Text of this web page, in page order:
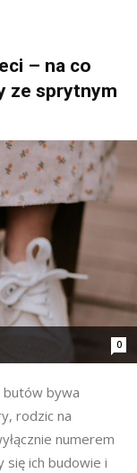
– na co
ze sprytnym
0
butów bywa
rodzic na
numerem
się ich budowie i